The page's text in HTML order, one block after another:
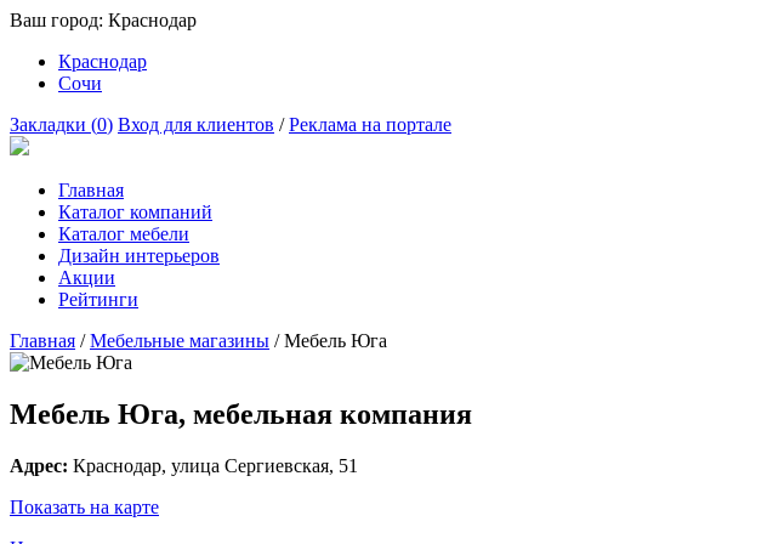
Ваш город: Краснодар
Краснодар
Сочи
Закладки (0) Вход для клиентов /Реклама на портале
Главная
Каталог компаний
Каталог мебели
Дизайн интерьеров
Акции
Рейтинги
Главная /Мебельные магазины /Мебель Юга
Мебель Юга, мебельная компания
Адрес: Краснодар, улица Сергиевская, 51
Показать на карте